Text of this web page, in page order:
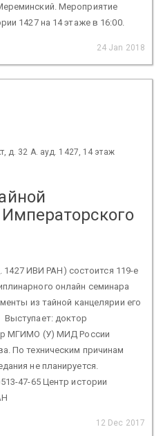
Мероприятие
1427 на 14 этаже в 16:00.
24 Jan 2018
д. 32 А. ауд. 1427, 14 этаж
1427 ИВИ РАН) состоится 119-е
онлайн семинара
из тайной канцелярии его
доктор
МГИМО (У) МИД России
По техническим причинам
не планируется.
47-65 Центр истории
12 Dec 2017